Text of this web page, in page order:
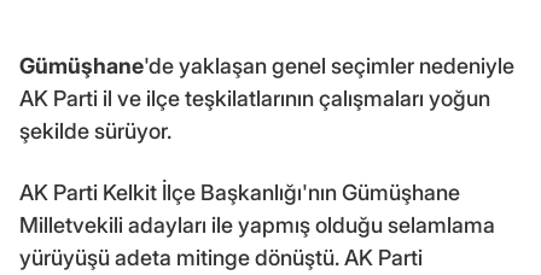
Gümüşhane'de yaklaşan genel seçimler nedeniyle
AK Parti il ve ilçe teşkilatlarının çalışmaları yoğun
şekilde sürüyor.
AK Parti Kelkit İlçe Başkanlığı'nın Gümüşhane
Milletvekili adayları ile yapmış olduğu selamlama
yürüyüşü adeta mitinge dönüştü. AK Parti